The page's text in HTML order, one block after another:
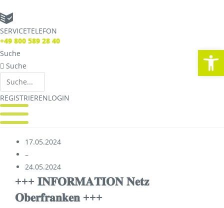
Inhalt
springen
SERVICETELEFON
+49 800 589 28 40
Suche
Suche
REGISTRIERENLOGIN
SERVICE TELEFON
+49 800 589 28 40
Suche
Suche
REGISTRIERENLOGIN
REGISTRIERENLOGIN
Fahrpläne
Abweichungen
17.05.2024
–
24.05.2024
+++ 𝐈𝐍𝐅𝐎𝐑𝐌𝐀𝐓𝐈𝐎𝐍 𝐍𝐞𝐭𝐳
𝐎𝐛𝐞𝐫𝐟𝐫𝐚𝐧𝐤𝐞𝐧 +++